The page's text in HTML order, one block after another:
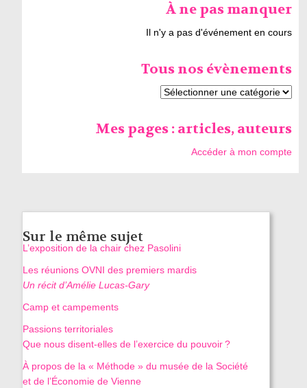
À ne pas manquer
Il n'y a pas d'événement en cours
Tous nos évènements
Mes pages : articles, auteurs
Accéder à mon compte
Sur le même sujet
L’exposition de la chair chez Pasolini
Les réunions OVNI des premiers mardis
Un récit d’Amélie Lucas-Gary
Camp et campements
Passions territoriales
Que nous disent-elles de l’exercice du pouvoir ?
À propos de la « Méthode » du musée de la Société
et de l’Économie de Vienne